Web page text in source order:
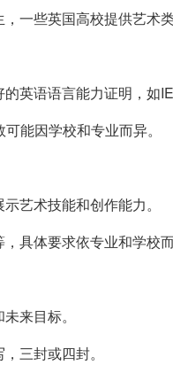
一些英国高校提供艺术类
英语语言能力证明，如
能因学校和专业而异。
艺术技能和创作能力。
具体要求依专业和学校而
来目标。
三封或四封。